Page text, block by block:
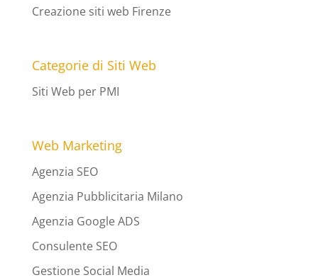
Creazione siti web Firenze
Categorie di Siti Web
Siti Web per PMI
Web Marketing
Agenzia SEO
Agenzia Pubblicitaria Milano
Agenzia Google ADS
Consulente SEO
Gestione Social Media